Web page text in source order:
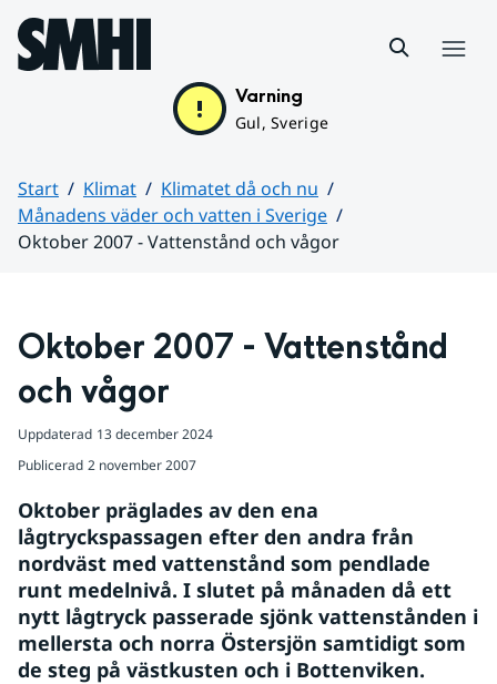
Hoppa till sidans innehåll
Varning
Gul, Sverige
Start Klimat
Klimatet då och nu
Månadens väder och vatten i Sverige
Oktober 2007 - Vattenstånd och vågor
Oktober 2007 - Vattenstånd
och vågor
Uppdaterad 13 december 2024
Publicerad 2 november 2007
Oktober präglades av den ena
lågtryckspassagen efter den andra från
nordväst med vattenstånd som pendlade
runt medelnivå. I slutet på månaden då ett
nytt lågtryck passerade sjönk vattenstånden i
mellersta och norra Östersjön samtidigt som
de steg på västkusten och i Bottenviken.